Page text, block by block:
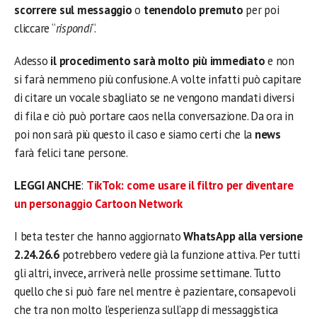
scorrere sul messaggioo tenendolo premuto per poi
cliccare “rispondi“.
Adesso il procedimento sarà molto più immediatoe non
si farà nemmeno più confusione. A volte infatti può capitare
di citare un vocale sbagliato se ne vengono mandati diversi
di fila e ciò può portare caos nella conversazione. Da ora in
poi non sarà più questo il caso e siamo certi che la news
farà felici tane persone.
LEGGI ANCHE: TikTok: come usare il filtro per diventare
un personaggio Cartoon Network
I beta tester che hanno aggiornatoWhatsApp alla versione
2.24.26.6potrebbero vedere già la funzione attiva. Per tutti
gli altri, invece, arriverà nelle prossime settimane. Tutto
quello che si può fare nel mentre è pazientare, consapevoli
che tra non molto l’esperienza sull’app di messaggistica